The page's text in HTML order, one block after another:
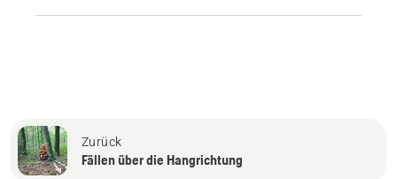
Zurück
Fällen über die Hangrichtung